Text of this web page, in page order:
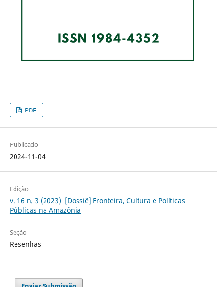
PDF
Publicado
2024-11-04
Edição
v. 16 n. 3 (2023): [Dossiê] Fronteira, Cultura e Políticas
Públicas na Amazônia
Seção
Resenhas